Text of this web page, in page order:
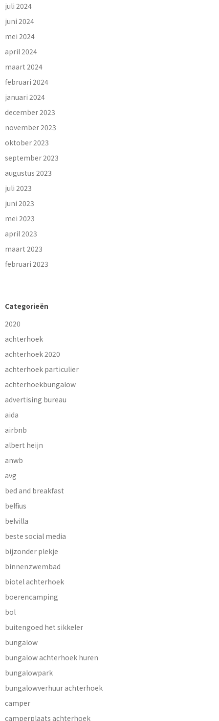
juli 2024
juni 2024
mei 2024
april 2024
maart 2024
februari 2024
januari 2024
december 2023
november 2023
oktober 2023
september 2023
augustus 2023
juli 2023
juni 2023
mei 2023
april 2023
maart 2023
februari 2023
Categorieën
2020
achterhoek
achterhoek 2020
achterhoek particulier
achterhoekbungalow
advertising bureau
aida
airbnb
albert heijn
anwb
avg
bed and breakfast
belfius
belvilla
beste social media
bijzonder plekje
binnenzwembad
biotel achterhoek
boerencamping
bol
buitengoed het sikkeler
bungalow
bungalow achterhoek huren
bungalowpark
bungalowverhuur achterhoek
camper
camperplaats achterhoek